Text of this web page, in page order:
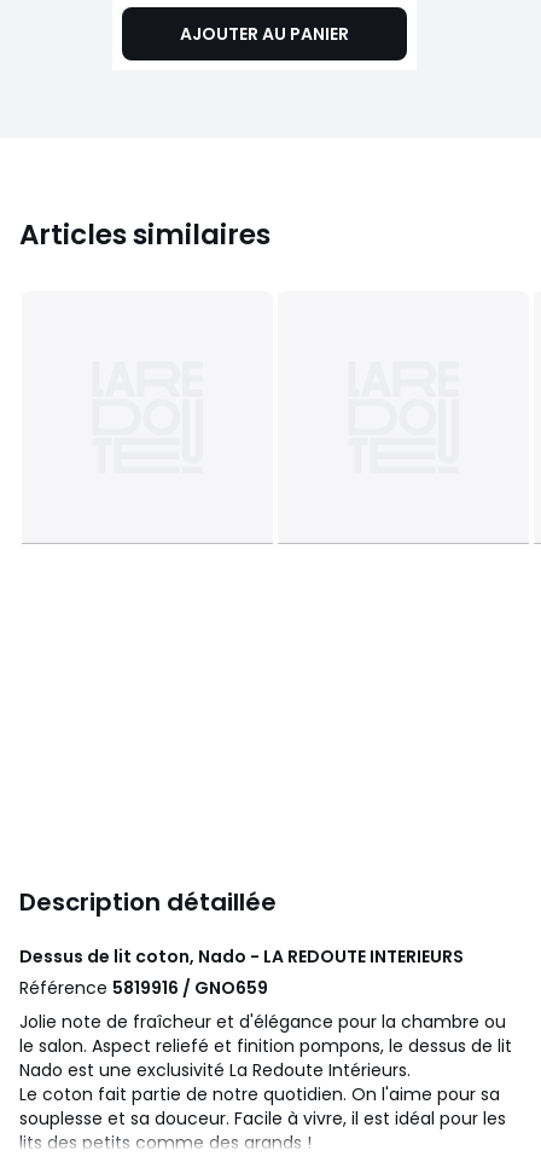
AJOUTER AU PANIER
Articles similaires
Description détaillée
Dessus de lit coton, Nado - LA REDOUTE INTERIEURS
Référence 5819916 / GNO659
Jolie note de fraîcheur et d'élégance pour la chambre ou
le salon. Aspect reliefé et finition pompons, le dessus de lit
Nado est une exclusivité La Redoute Intérieurs.
Le coton fait partie de notre quotidien. On l'aime pour sa
souplesse et sa douceur. Facile à vivre, il est idéal pour les
lits des petits comme des grands !